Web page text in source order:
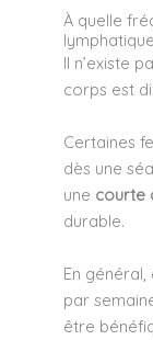
À quelle
Il n’existe
corps est
Certaines
dès une
une courte
durable.
En
par
être